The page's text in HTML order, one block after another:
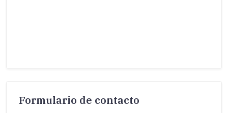
Formulario de contacto